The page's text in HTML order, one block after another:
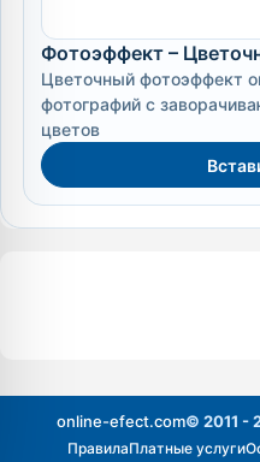
Фотоэффект –
Цветочный фотоэффект
фотографий с
цветов
online-efect.com© 2011 -
ПравилаПлатные услуги